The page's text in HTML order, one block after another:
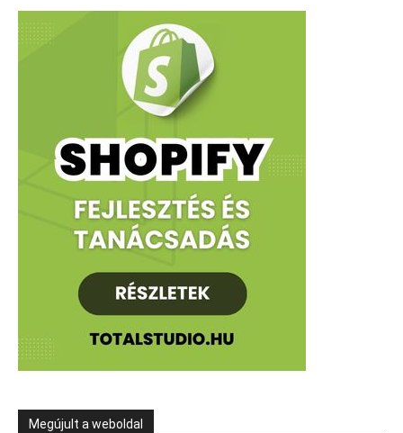
Megújult a weboldal